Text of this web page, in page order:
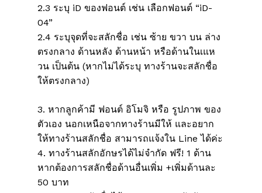
ไม่มีสินค้าในตะกร้า
2.3 ระบุ iD ของฟอนต์ เช่น เลือกฟอนต์ “iD-
04”
2.4 ระบุจุดที่จะสลักชื่อ เช่น ซ้าย ขวา บน ล่าง
ตรงกลาง ด้านหลัง ด้านหน้า หรือด้านในเแห
วน เป็นต้น (หากไม่ได้ระบุ ทางร้านจะสลักชื่อ
ให้ตรงกลาง)
3. หากลูกค้ามี ฟอนต์ อิโมจิ หรือ รูปภาพ ของ
ตัวเอง นอกเหนือจากทางร้านมีให้ และอยาก
ให้ทางร้านสลักชื่อ สามารถแจ้งใน Line ได้ค่ะ
4. ทางร้านสลักอักษรได้ไม่จำกัด ฟรี! 1 ด้าน
หากต้องการสลักชื่อด้านอื่นเพิ่ม +เพิ่มด้านละ
50 บาท